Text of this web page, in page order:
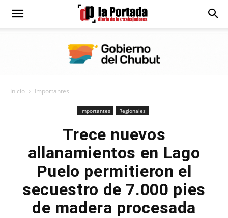
Diario
Inicio Importantes
Importantes Regionales
Trece nuevos
allanamientos en Lago
Puelo permitieron el
secuestro de 7.000 pies
de madera procesada